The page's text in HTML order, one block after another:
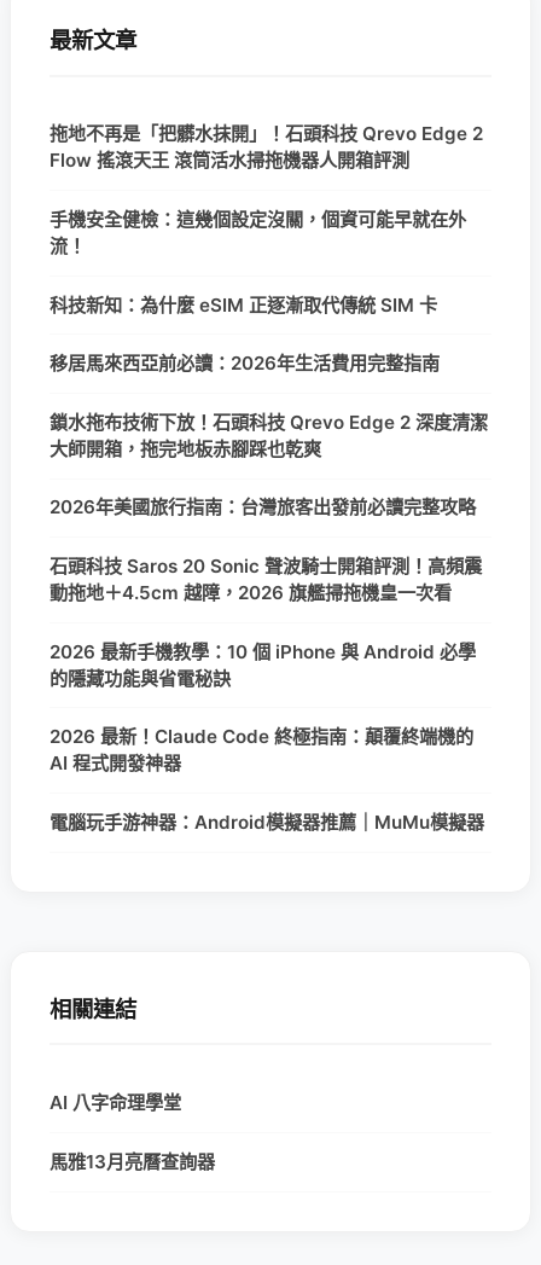
最新文章
拖地不再是「把髒水抹開」！石頭科技 Qrevo Edge 2
Flow 搖滾天王 滾筒活水掃拖機器人開箱評測
手機安全健檢：這幾個設定沒關，個資可能早就在外
流！
科技新知：為什麼 eSIM 正逐漸取代傳統 SIM 卡
移居馬來西亞前必讀：2026年生活費用完整指南
鎖水拖布技術下放！石頭科技 Qrevo Edge 2 深度清潔
大師開箱，拖完地板赤腳踩也乾爽
2026年美國旅行指南：台灣旅客出發前必讀完整攻略
石頭科技 Saros 20 Sonic 聲波騎士開箱評測！高頻震
動拖地＋4.5cm 越障，2026 旗艦掃拖機皇一次看
2026 最新手機教學：10 個 iPhone 與 Android 必學
的隱藏功能與省電秘訣
2026 最新！Claude Code 終極指南：顛覆終端機的
AI 程式開發神器
電腦玩手游神器：Android模擬器推薦｜MuMu模擬器
相關連結
AI 八字命理學堂
馬雅13月亮曆查詢器